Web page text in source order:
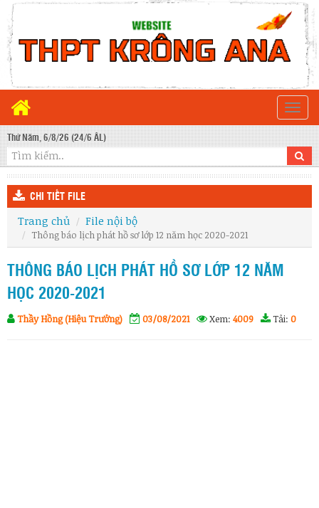
Thứ Năm, 6/8/26 (24/6 ÂL)
CHI TIẾT FILE
Trang chủ File nội bộ
Thông báo lịch phát hồ sơ lớp 12 năm học 2020-2021
THÔNG BÁO LỊCH PHÁT HỒ SƠ LỚP 12 NĂM
HỌC 2020-2021
Thầy Hồng (Hiệu Trưởng) 03/08/2021 Xem: 4009 Tải: 0